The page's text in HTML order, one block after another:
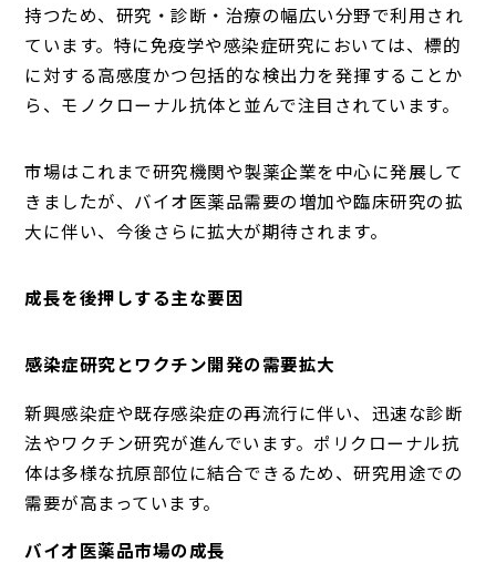
持つため、研究・診断・治療の幅広い分野で利用され
ています。特に免疫学や感染症研究においては、標的
に対する高感度かつ包括的な検出力を発揮することか
ら、モノクローナル抗体と並んで注目されています。
市場はこれまで研究機関や製薬企業を中心に発展して
きましたが、バイオ医薬品需要の増加や臨床研究の拡
大に伴い、今後さらに拡大が期待されます。
成長を後押しする主な要因
感染症研究とワクチン開発の需要拡大
新興感染症や既存感染症の再流行に伴い、迅速な診断
法やワクチン研究が進んでいます。ポリクローナル抗
体は多様な抗原部位に結合できるため、研究用途での
需要が高まっています。
バイオ医薬品市場の成長